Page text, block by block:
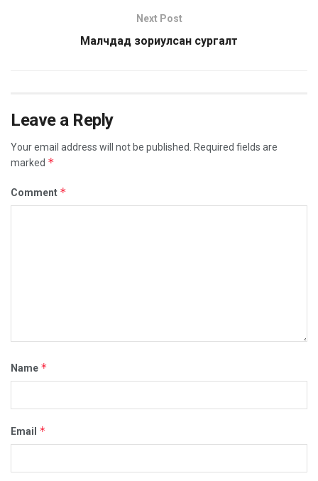
Next Post
Малчдад зориулсан сургалт
Leave a Reply
Your email address will not be published.
Required fields are
marked *
Comment *
Name *
Email *